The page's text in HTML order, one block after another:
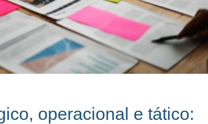
operacional e tático: